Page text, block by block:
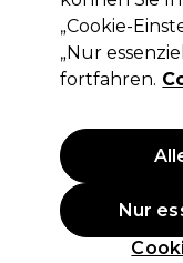
12,74 €ohne
15,16 €inkl. MwSt.)
„Cookie-
„Nur
fortfahren.
Nur